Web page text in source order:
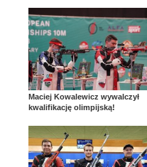
Maciej Kowalewicz wywalczył
kwalifikację olimpijską!